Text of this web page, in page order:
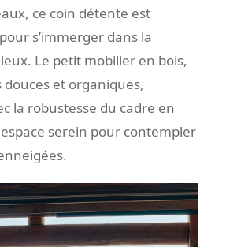
ce coin détente est
s’immerger dans la
Le petit mobilier en bois,
douces et organiques,
la robustesse du cadre en
serein pour contempler